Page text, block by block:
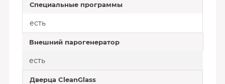
Специальные программы
есть
Внешний парогенератор
есть
Дверца CleanGlass